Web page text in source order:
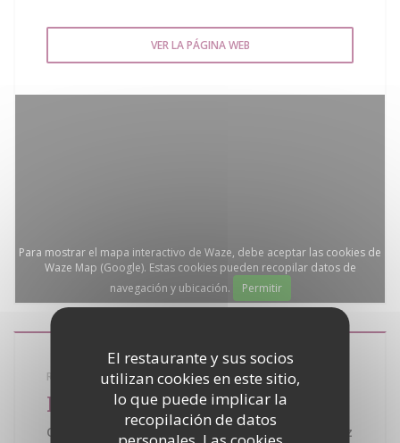
El restaurante y sus socios
utilizan cookies en este sitio,
lo que puede implicar la
recopilación de datos
VER LA PÁGINA WEB
Para mostrar el mapa interactivo de Waze, debe aceptar las cookies de
Waze Map (Google). Estas cookies pueden recopilar datos de
navegación y ubicación.
Permitir
RESTAURANTE SEMINARIO BANQUETE
La Bouillabaisse
Quartier de la Bouillabaisse - 83990 Saint Tropez